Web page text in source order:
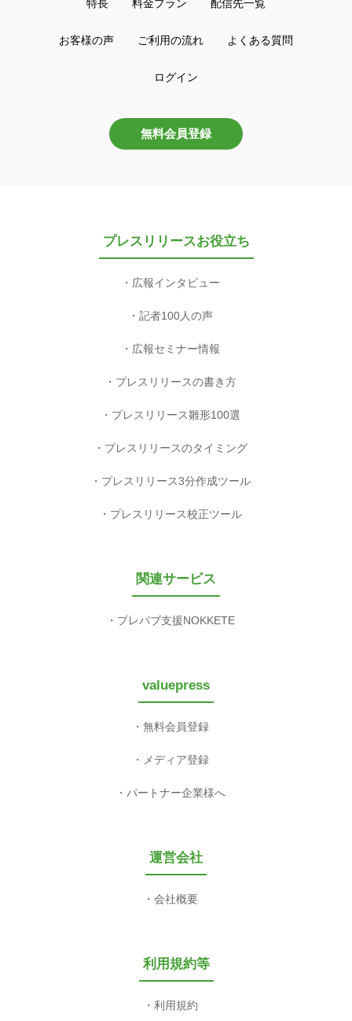
特長 料金プラン 配信先一覧
お客様の声 ご利用の流れ よくある質問
ログイン
無料会員登録
プレスリリースお役立ち
広報インタビュー
記者100人の声
広報セミナー情報
プレスリリースの書き方
プレスリリース雛形100選
プレスリリースのタイミング
プレスリリース3分作成ツール
プレスリリース校正ツール
関連サービス
プレパブ支援NOKKETE
valuepress
無料会員登録
メディア登録
パートナー企業様へ
運営会社
会社概要
利用規約等
利用規約